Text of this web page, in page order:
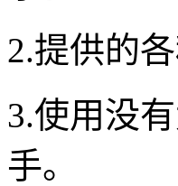
2.提供的
3.使用没
手。